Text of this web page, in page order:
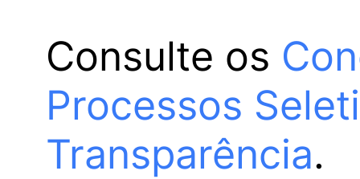
Consulte os
Processos
Transparência.